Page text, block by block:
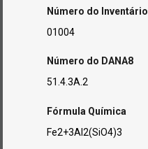
Número do Inventário
01004
Número do DANA8
51.4.3A.2
Fórmula Química
Fe2+3Al2(SiO4)3